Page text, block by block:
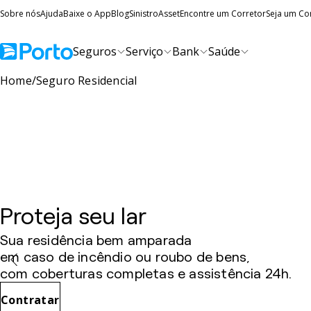
Sobre nósAjudaBaixe o AppBlogSinistroAssetEncontre um CorretorSeja um
Seguros Serviço Bank Saúde
Home Seguro Residencial
Proteja seu lar
Sua residência bem amparada
em caso de incêndio ou roubo de bens,
com coberturas completas e assistência 24h.
Contratar